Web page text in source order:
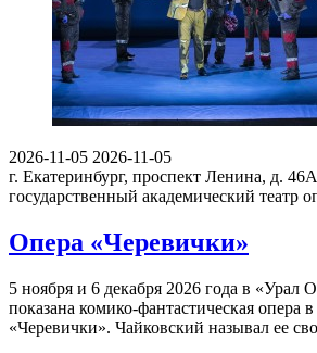
2026-11-05 2026-11-05
г. Екатеринбург, проспект Ленина, д. 46А
государственный академический театр
Опера «Черевички»
5 ноября и 6 декабря 2026 года в «Урал
показана комико-фантастическая опера
«Черевички». Чайковский называл ее